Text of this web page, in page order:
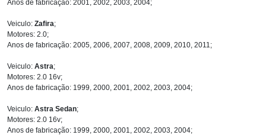
Anos de fabricação: 2001, 2002, 2003, 2004;
Veiculo: Zafira;
Motores: 2.0;
Anos de fabricação: 2005, 2006, 2007, 2008, 2009, 2010, 2011;
Veiculo: Astra;
Motores: 2.0 16v;
Anos de fabricação: 1999, 2000, 2001, 2002, 2003, 2004;
Veiculo: Astra Sedan;
Motores: 2.0 16v;
Anos de fabricação: 1999, 2000, 2001, 2002, 2003, 2004;